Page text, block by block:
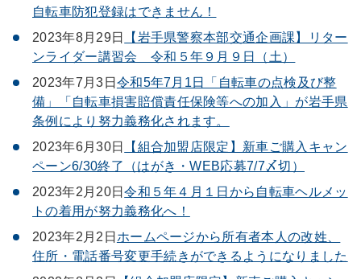
自転車防犯登録はできません！
2023年8月29日
【岩手県警察本部交通企画課】リター
ンライダー講習会 令和５年９月９日（土）
2023年7月3日 令和5年7月1日「自転車の点検及び整
備」「自転車損害賠償責任保険等への加入」が岩手県
条例により努力義務化されます。
2023年6月30日
【組合加盟店限定】新車ご購入キャン
ペーン6/30終了（はがき・WEB応募7/7〆切）
2023年2月20日令和５年４月１日から自転車ヘルメッ
トの着用が努力義務化へ！
2023年2月2日 ホームページから所有者本人の改姓、
住所・電話番号変更手続きができるようになりました